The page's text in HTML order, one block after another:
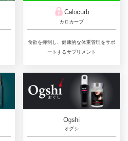
Calocurb
カロカーブ
食欲を抑制し、健康的な体重管理をサポ
ートするサプリメント
Ogshi
オグシ